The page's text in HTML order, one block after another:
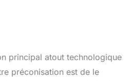
principal atout technologique
préconisation est de le